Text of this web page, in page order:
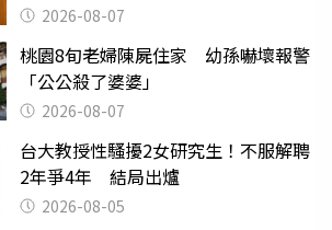
2026-08-07
桃園8旬老婦陳屍住家 幼孫嚇壞報警
「公公殺了婆婆」
2026-08-07
台大教授性騷擾2女研究生！不服解聘
2年爭4年 結局出爐
2026-08-05